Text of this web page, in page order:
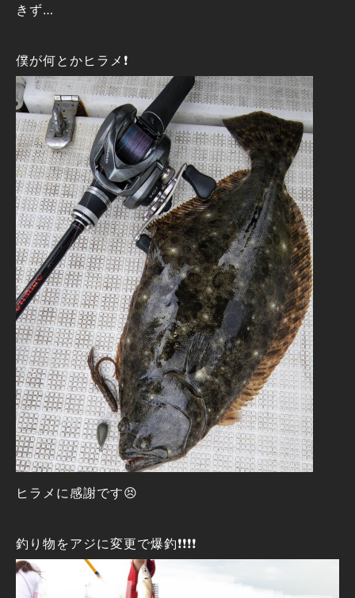
きず…
僕が何とかヒラメ❗
ヒラメに感謝です😣
釣り物をアジに変更で爆釣❗❗❗❗